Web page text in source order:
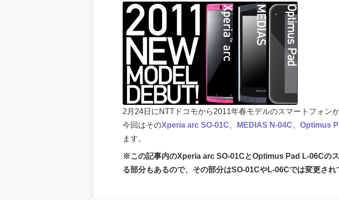
2月24日にNTTドコモから2011年春モデルのスマートフォン
今回はそのXperia arc SO-01C MEDIAS N-04C Optimus
ます。
※この記事内のXperia arc SO-01CとOptimus Pad L-06Cの
る部分もあるので、その部分はSO-01CやL-06Cでは変更さ